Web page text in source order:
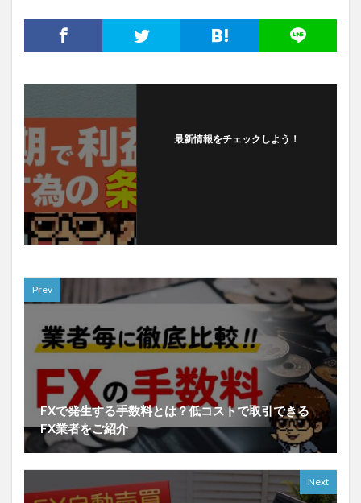
最新情報をチェックしよう！
Prev
FXで発生する手数料とは？低コストで取引できる
FX業者をご紹介
Next